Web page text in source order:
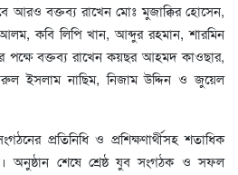
আরও বক্তব্য রাখেন মোঃ মুজাক্কির হোসেন,
কবি লিপি খান, আব্দুর রহমান, শারমিন
পক্ষে বক্তব্য রাখেন কয়ছর আহমদ কাওছার,
ইসলাম নাছিম, নিজাম উদ্দিন ও জুয়েল
প্রতিনিধি ও প্রশিক্ষণার্থীসহ শতাধিক
অনুষ্ঠান শেষে শ্রেষ্ঠ যুব সংগঠক ও সফল